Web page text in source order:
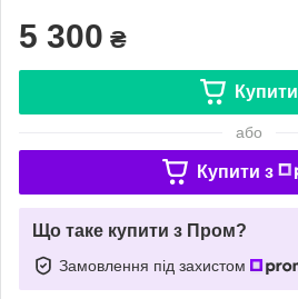
5 300 ₴
Купити
або
Купити з
Що таке купити з Пром?
Замовлення під захистом